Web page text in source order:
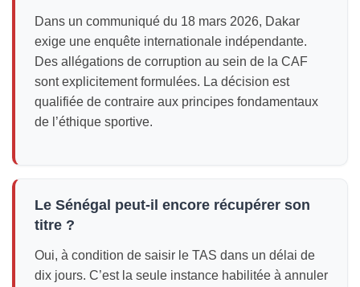
Dans un communiqué du 18 mars 2026, Dakar
exige une enquête internationale indépendante.
Des allégations de corruption au sein de la CAF
sont explicitement formulées. La décision est
qualifiée de contraire aux principes fondamentaux
de l’éthique sportive.
Le Sénégal peut-il encore récupérer son
titre ?
Oui, à condition de saisir le TAS dans un délai de
dix jours. C’est la seule instance habilitée à annuler